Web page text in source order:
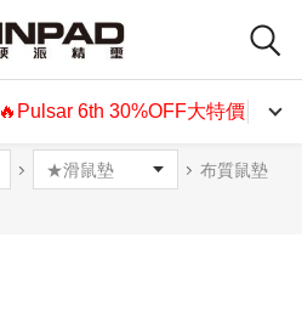
🔥Pulsar 6th 30%OFF大特價🔥
布質鼠墊